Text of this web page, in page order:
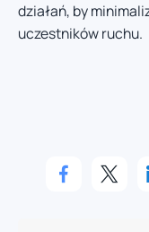
działań, by
uczestników ruchu.